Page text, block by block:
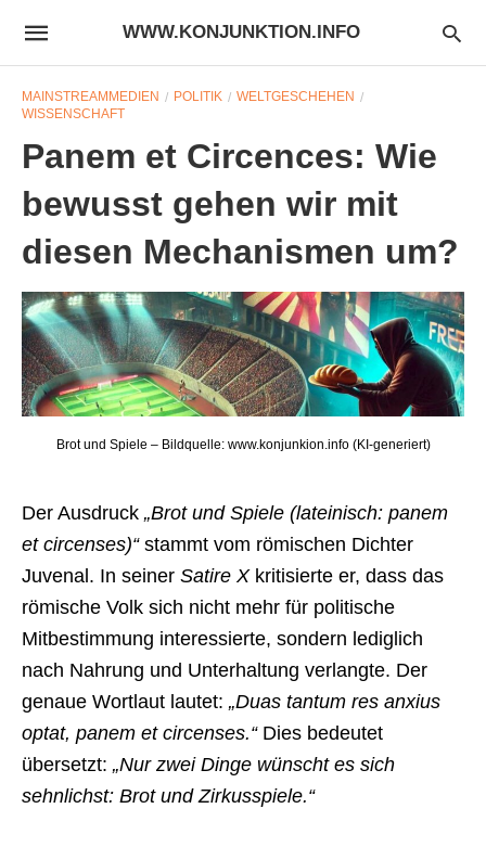
WWW.KONJUNKTION.INFO
MAINSTREAMMEDIEN POLITIK
WELTGESCHEHEN
WISSENSCHAFT
Panem et Circences: Wie
bewusst gehen wir mit
diesen Mechanismen um?
Brot und Spiele – Bildquelle: www.konjunkion.info (KI-generiert)
Der Ausdruck „Brot und Spiele (lateinisch: panem
et circenses)“stammt vom römischen Dichter
Juvenal. In seiner Satire Xkritisierte er, dass das
römische Volk sich nicht mehr für politische
Mitbestimmung interessierte, sondern lediglich
nach Nahrung und Unterhaltung verlangte. Der
genaue Wortlaut lautet: „Duas tantum res anxius
optat, panem et circenses.“Dies bedeutet
übersetzt: „Nur zwei Dinge wünscht es sich
sehnlichst: Brot und Zirkusspiele.“